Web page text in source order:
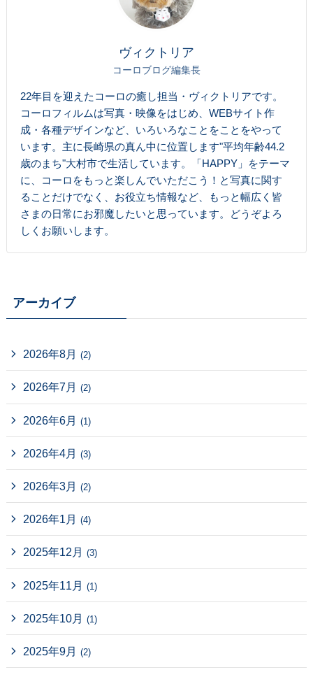
ヴィクトリア
コーロブログ編集長
22年目を迎えたコーロの癒し担当・ヴィクトリアです。
コーロフィルムは写真・映像をはじめ、WEBサイト作
成・各種デザインなど、いろいろなことをことをやって
います。主に長崎県の真ん中に位置します"平均年齢44.2
歳のまち"大村市で生活しています。「HAPPY」をテーマ
に、コーロをもっと楽しんでいただこう！と写真に関す
ることだけでなく、お役立ち情報など、もっと幅広く皆
さまの日常にお邪魔したいと思っています。どうぞよろ
しくお願いします。
アーカイブ
2026年8月 (2)
2026年7月 (2)
2026年6月 (1)
2026年4月 (3)
2026年3月 (2)
2026年1月 (4)
2025年12月 (3)
2025年11月 (1)
2025年10月 (1)
2025年9月 (2)